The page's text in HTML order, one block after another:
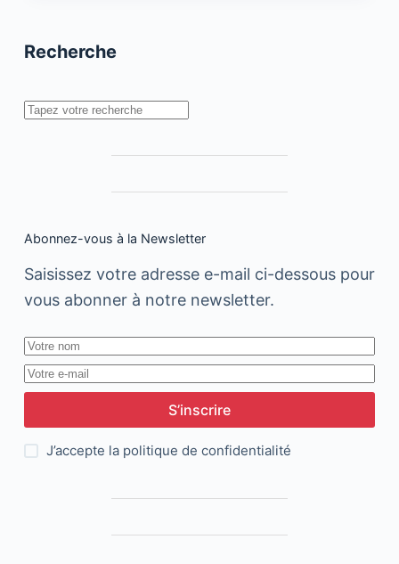
#CGEM
Recherche
Rechercher
Abonnez-vous à la Newsletter
Saisissez votre adresse e-mail ci-dessous pour
vous abonner à notre newsletter.
S’inscrire
J’accepte la politique de confidentialité